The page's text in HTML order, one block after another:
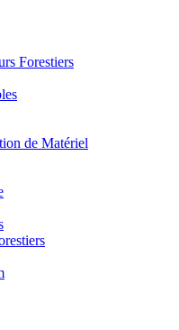
Forestiers
de Matériel